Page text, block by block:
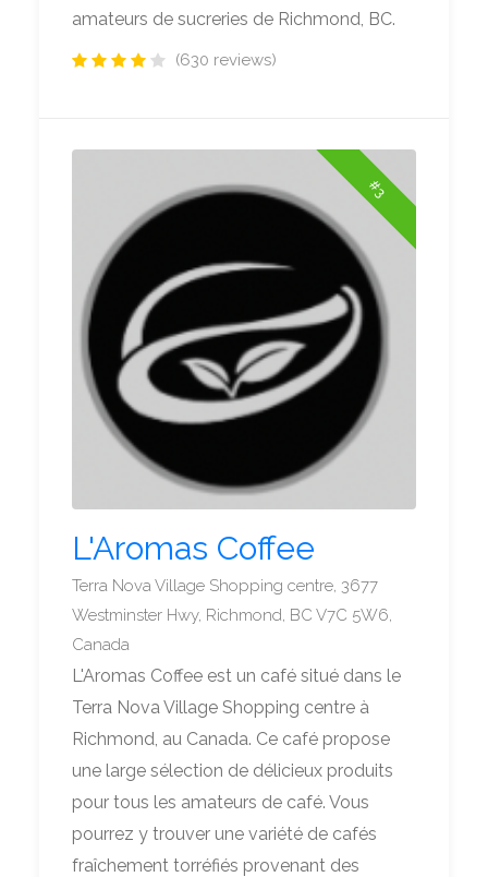
amateurs de sucreries de Richmond, BC.
(630 reviews)
#3
L'Aromas Coffee
Terra Nova Village Shopping centre, 3677
Westminster Hwy, Richmond, BC V7C 5W6,
Canada
L'Aromas Coffee est un café situé dans le
Terra Nova Village Shopping centre à
Richmond, au Canada. Ce café propose
une large sélection de délicieux produits
pour tous les amateurs de café. Vous
pourrez y trouver une variété de cafés
fraîchement torréfiés provenant des